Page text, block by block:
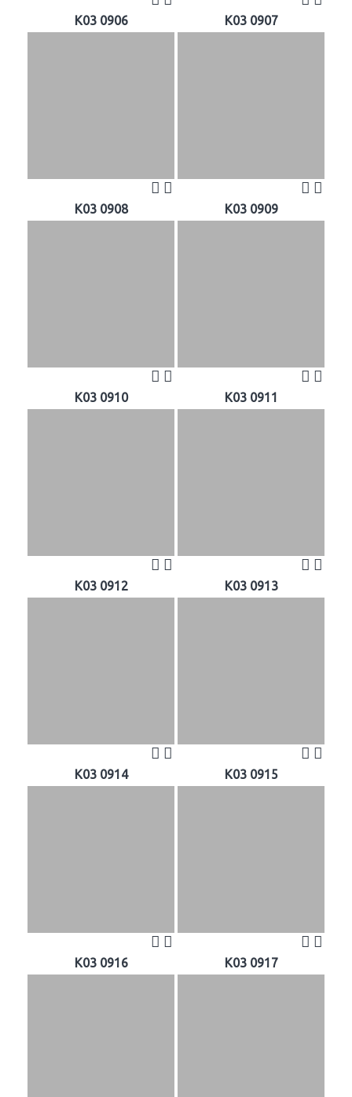
K03 0906 K03 0907
K03 0908 K03 0909
K03 0910 K03 0911
K03 0912 K03 0913
K03 0914 K03 0915
K03 0916 K03 0917